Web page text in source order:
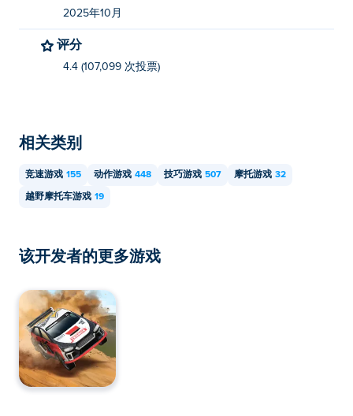
（如手机和平板电脑）上玩。
2025年10月
评分
4.4 (107,099 次投票)
相关类别
竞速游戏 155 动作游戏 448 技巧游戏 507 摩托游戏 32
越野摩托车游戏 19
该开发者的更多游戏